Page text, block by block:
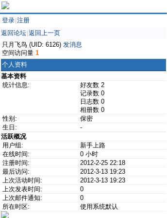
登录 注册
返回论坛 返回上一页
只月飞鸟 (UID: 6126) 发消息
空间访问量 1
个人资料
基本资料
统计信息:
好友数 2
记录数 0
日志数 0
相册数 0
性别:
保密
生日:
-
活跃概况
用户组:
新手上路
在线时间:
0 小时
注册时间:
2012-2-25 22:18
最后访问:
2012-3-13 19:23
上次活动时间:
2012-3-13 19:23
上次发表时间:
0
上次邮件通知:
0
所在时区:
使用系统默认